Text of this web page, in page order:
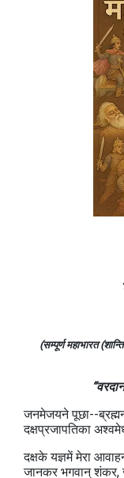
(सम्पूर्ण महाभारत
जनमेजयने पूछा--
दक्षप्रजापतिका
दक्षके यज्ञमें मेरा
जानकर भगवान्‌ शंकर,